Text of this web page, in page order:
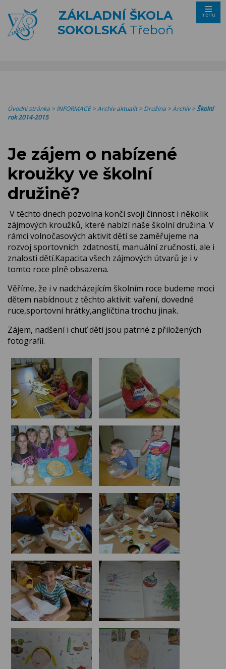
ZÁKLADNÍ ŠKOLA
SOKOLSKÁTřeboň
menu
Úvodní stránka >INFORMACE>Archiv aktualit>Družina >Archiv>Školní
rok 2014-2015
Je zájem o nabízené
kroužky ve školní
družině?
V těchto dnech pozvolna končí svoji činnost i několik
zájmových kroužků, které nabízí naše školní družina. V
rámci volnočasových aktivit dětí se zaměřujeme na
rozvoj sportovních zdatností, manuální zručnosti, ale i
znalosti dětí.Kapacita všech zájmových útvarů je i v
tomto roce plně obsazena.
Věříme, že i v nadcházejícím školním roce budeme moci
dětem nabídnout z těchto aktivit: vaření, dovedné
ruce,sportovní hrátky,angličtina trochu jinak.
Zájem, nadšení i chuť dětí jsou patrné z přiložených
fotografií.